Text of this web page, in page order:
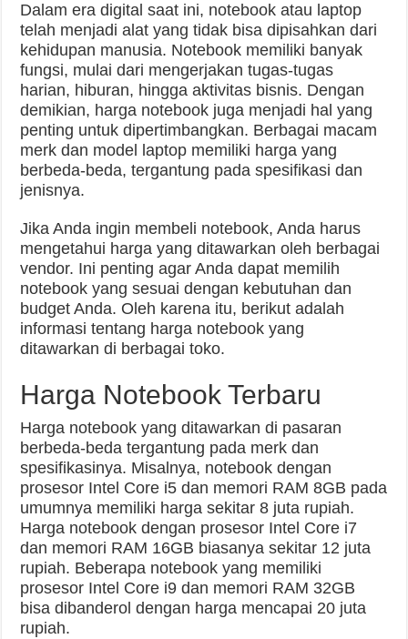
Dalam era digital saat ini, notebook atau laptop
telah menjadi alat yang tidak bisa dipisahkan dari
kehidupan manusia. Notebook memiliki banyak
fungsi, mulai dari mengerjakan tugas-tugas
harian, hiburan, hingga aktivitas bisnis. Dengan
demikian, harga notebook juga menjadi hal yang
penting untuk dipertimbangkan. Berbagai macam
merk dan model laptop memiliki harga yang
berbeda-beda, tergantung pada spesifikasi dan
jenisnya.
Jika Anda ingin membeli notebook, Anda harus
mengetahui harga yang ditawarkan oleh berbagai
vendor. Ini penting agar Anda dapat memilih
notebook yang sesuai dengan kebutuhan dan
budget Anda. Oleh karena itu, berikut adalah
informasi tentang harga notebook yang
ditawarkan di berbagai toko.
Harga Notebook Terbaru
Harga notebook yang ditawarkan di pasaran
berbeda-beda tergantung pada merk dan
spesifikasinya. Misalnya, notebook dengan
prosesor Intel Core i5 dan memori RAM 8GB pada
umumnya memiliki harga sekitar 8 juta rupiah.
Harga notebook dengan prosesor Intel Core i7
dan memori RAM 16GB biasanya sekitar 12 juta
rupiah. Beberapa notebook yang memiliki
prosesor Intel Core i9 dan memori RAM 32GB
bisa dibanderol dengan harga mencapai 20 juta
rupiah.